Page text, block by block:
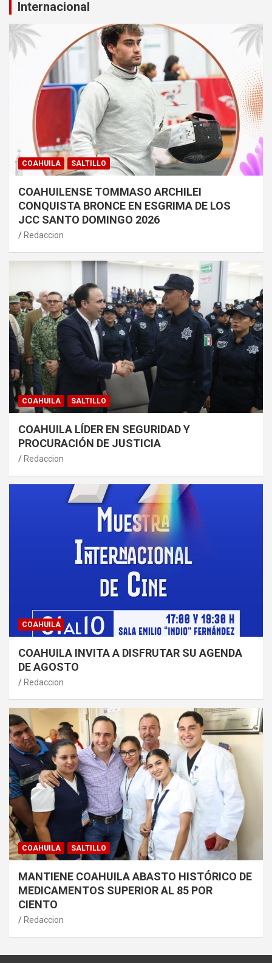
Internacional
COAHUILA SALTILLO
COAHUILENSE TOMMASO ARCHILEI
CONQUISTA BRONCE EN ESGRIMA DE LOS
JCC SANTO DOMINGO 2026
Redaccion
COAHUILA SALTILLO
COAHUILA LÍDER EN SEGURIDAD Y
PROCURACIÓN DE JUSTICIA
Redaccion
COAHUILA
COAHUILA INVITA A DISFRUTAR SU AGENDA
DE AGOSTO
Redaccion
COAHUILA SALTILLO
MANTIENE COAHUILA ABASTO HISTÓRICO DE
MEDICAMENTOS SUPERIOR AL 85 POR
CIENTO
Redaccion